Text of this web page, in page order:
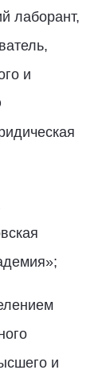
лаборант,
и
и